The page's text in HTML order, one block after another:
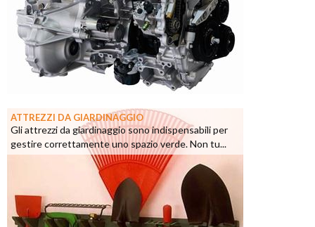
ATTREZZI DA GIARDINAGGIO
Gli attrezzi da giardinaggio sono indispensabili per
gestire correttamente uno spazio verde. Non tu...